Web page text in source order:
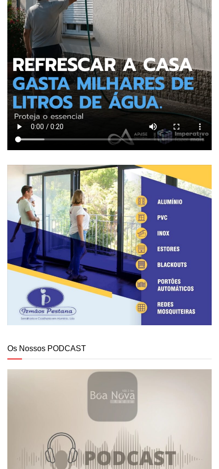
Os Nossos PODCAST